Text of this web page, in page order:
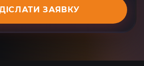
ЗАЯВКУ